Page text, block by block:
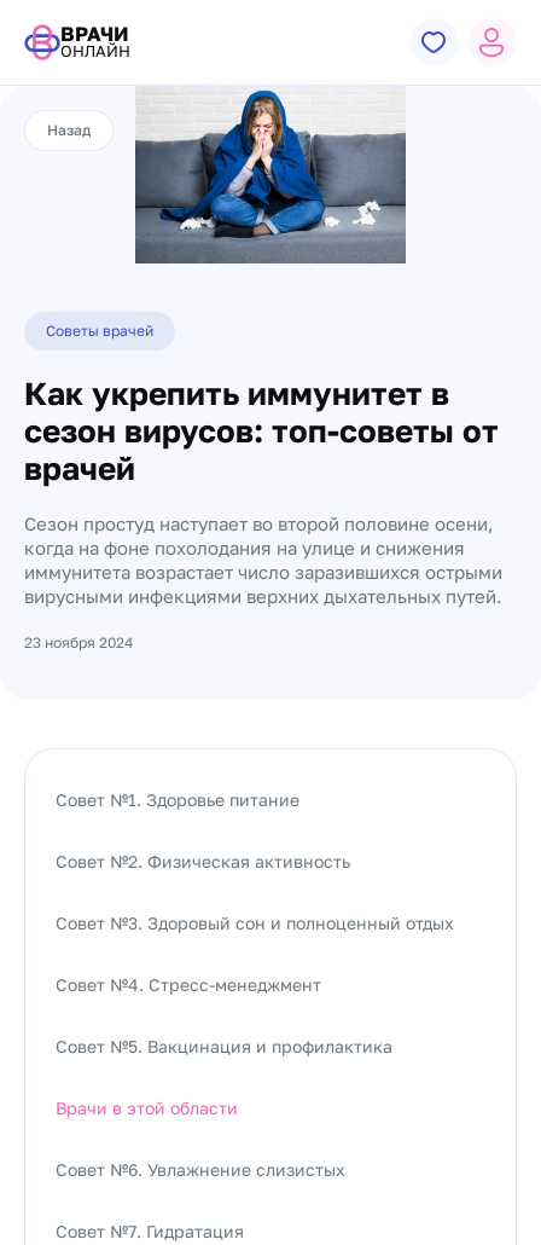
ВРАЧИ
ОНЛАЙН
Советы врачей
Как укрепить иммунитет в
сезон вирусов: топ-советы от
врачей
Сезон простуд наступает во второй половине осени,
когда на фоне похолодания на улице и снижения
иммунитета возрастает число заразившихся острыми
вирусными инфекциями верхних дыхательных путей.
23 ноября 2024
Совет №1. Здоровье питание
Совет №2. Физическая активность
Совет №3. Здоровый сон и полноценный отдых
Совет №4. Стресс-менеджмент
Совет №5. Вакцинация и профилактика
Врачи в этой области
Совет №6. Увлажнение слизистых
Совет №7. Гидратация
Назад